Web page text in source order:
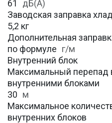
61
дБ(А)
Заводская заправка
5,2 кг
Дополнительная
по формуле г/м
Внутренний блок
Максимальный
внутренними блоками
30 м
Максимальное
внутренних блоков